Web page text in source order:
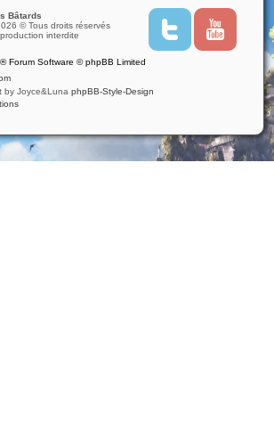
Bâtards
© Tous droits réservés
interdite
T
i
Y
u
® Forum Software © phpBB Limited
by Joyce&Luna phpBB-Style-Design